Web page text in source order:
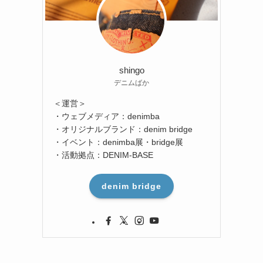
shingo
デニムばか
＜運営＞
・ウェブメディア：denimba
・オリジナルブランド：denim bridge
・イベント：denimba展・bridge展
・活動拠点：DENIM-BASE
denim bridge